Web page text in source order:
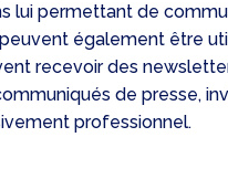
lui permettant de
également être
recevoir des
de presse,
professionnel.